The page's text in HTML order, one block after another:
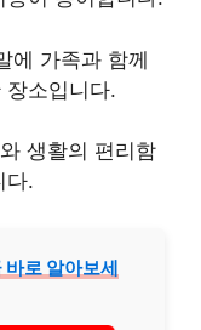
에 가족과 함께
소입니다.
생활의 편리함
다.
로 알아보세